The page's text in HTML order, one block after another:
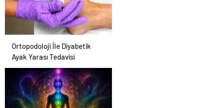
Ortopodoloji İle Diyabetik
Ayak Yarası Tedavisi